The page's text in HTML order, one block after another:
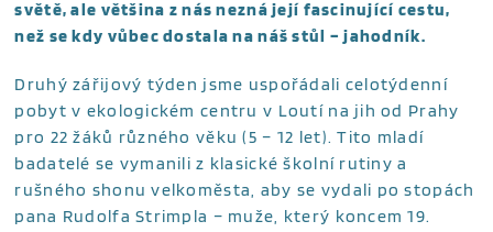
světě, ale většina z nás nezná její fascinující cestu,
než se kdy vůbec dostala na náš stůl – jahodník.
Druhý zářijový týden jsme uspořádali celotýdenní
pobyt v ekologickém centru v Loutí na jih od Prahy
pro 22 žáků různého věku (5 – 12 let). Tito mladí
badatelé se vymanili z klasické školní rutiny a
rušného shonu velkoměsta, aby se vydali po stopách
pana Rudolfa Strimpla – muže, který koncem 19.